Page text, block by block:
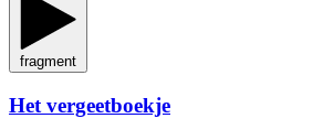
fragment
Het vergeetboekje